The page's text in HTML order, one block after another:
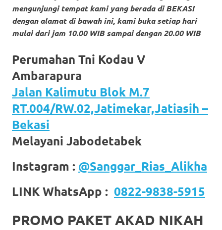
https://www.stockswatches.com
anchor
https://
check
this
link
right
now
https://www.domainwatches.com
visit
mengunjungi tempat kami yang berada di BEKASI
dengan alamat di bawah ini, kami buka setiap hari
mulai dari jam 10.00 WIB sampai dengan 20.00 WIB
Perumahan Tni Kodau V
Ambarapura
Jalan Kalimutu Blok M.7
RT.004/RW.02,Jatimekar,Jatiasih –
Bekasi
Melayani Jabodetabek
Instagram : @Sanggar_Rias_Alikha
LINK WhatsApp : 0822-9838-5915
PROMO PAKET AKAD NIKAH